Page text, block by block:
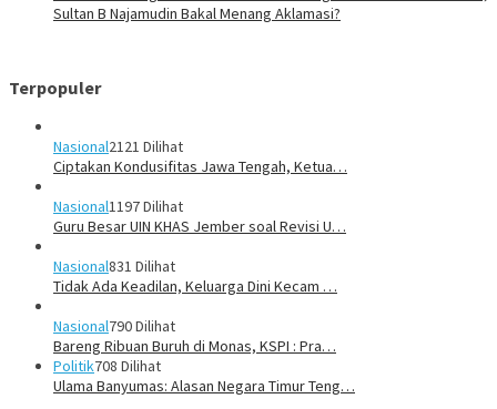
Sultan B Najamudin Bakal Menang Aklamasi?
Terpopuler
Nasional2121 Dilihat
Ciptakan Kondusifitas Jawa Tengah, Ketua…
Nasional1197 Dilihat
Guru Besar UIN KHAS Jember soal Revisi U…
Nasional831 Dilihat
Tidak Ada Keadilan, Keluarga Dini Kecam …
Nasional790 Dilihat
Bareng Ribuan Buruh di Monas, KSPI : Pra…
Politik708 Dilihat
Ulama Banyumas: Alasan Negara Timur Teng…